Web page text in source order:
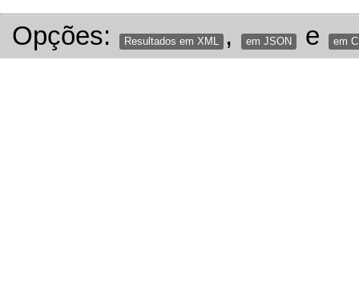
Opções: Resultados em XML , em JSON e em